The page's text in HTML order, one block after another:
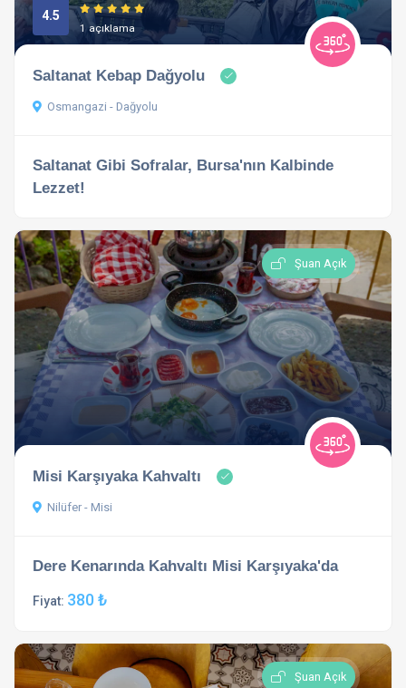
4.5
1 açıklama
Saltanat Kebap Dağyolu
Osmangazi - Dağyolu
Saltanat Gibi Sofralar, Bursa'nın Kalbinde
Lezzet!
Şuan Açık
Misi Karşıyaka Kahvaltı
Nilüfer - Misi
Dere Kenarında Kahvaltı Misi Karşıyaka'da
Fiyat: 380 ₺
Şuan Açık